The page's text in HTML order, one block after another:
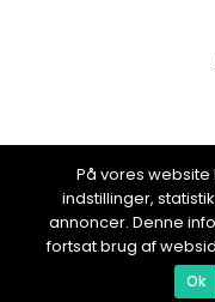
På vores
indstillinger,
annoncer. Denne
fortsat brug af
Ok